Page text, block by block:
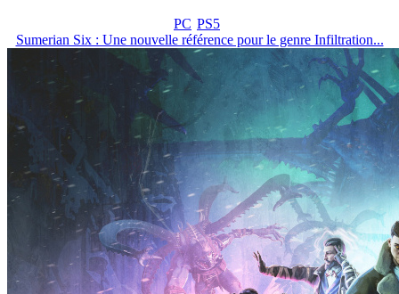
PC PS5
Sumerian Six : Une nouvelle référence pour le genre Infiltration...